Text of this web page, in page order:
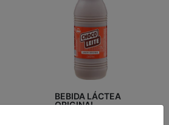
BEBIDA LÁCTEA
ORIGINAL